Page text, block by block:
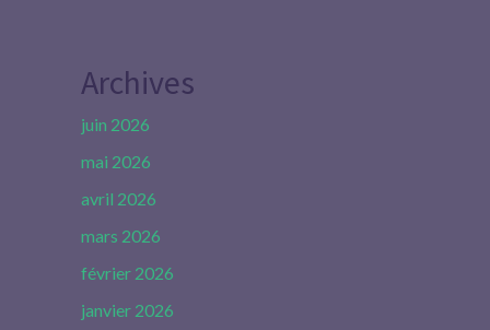
Archives
juin 2026
mai 2026
avril 2026
mars 2026
février 2026
janvier 2026